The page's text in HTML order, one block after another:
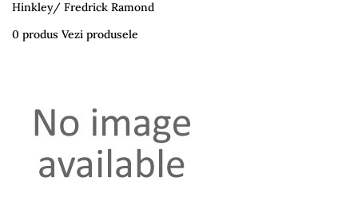
Hinkley/ Fredrick Ramond
0 produs Vezi produsele